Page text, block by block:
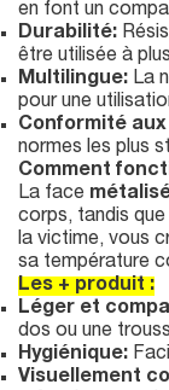
en font un
Durabilité:
être utilisée à
Multilingue: La
pour une
Conformité
normes les plus
Comment
La face
corps, tandis
la victime, vous
sa température
Les + produit :
Léger et
dos ou une
Hygiénique:
Visuellement